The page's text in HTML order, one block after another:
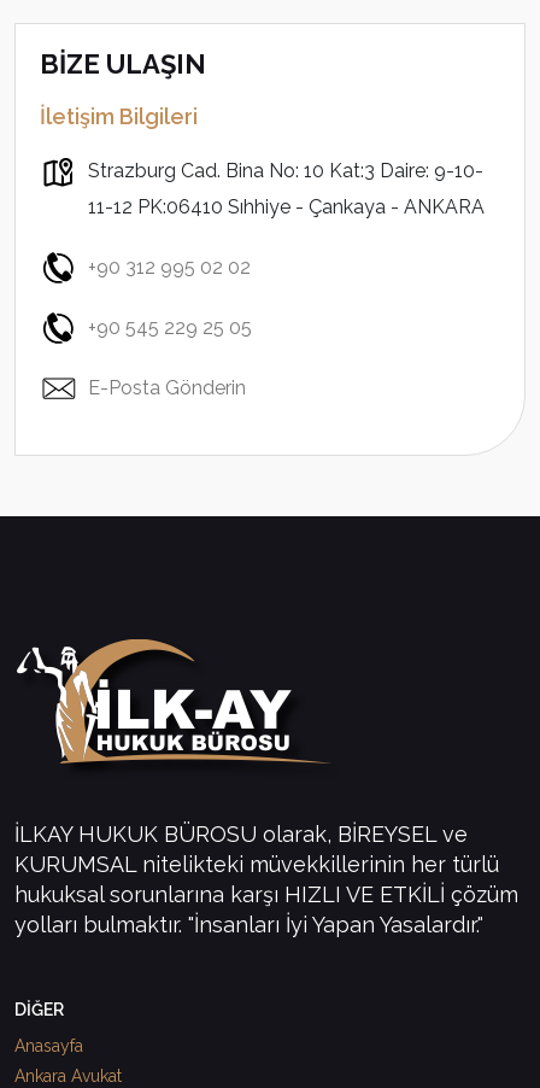
BİZE ULAŞIN
İletişim Bilgileri
Strazburg Cad. Bina No: 10 Kat:3 Daire: 9-10-
11-12 PK:06410 Sıhhiye - Çankaya - ANKARA
+90 312 995 02 02
+90 545 229 25 05
E-Posta Gönderin
İLKAY HUKUK BÜROSU olarak, BİREYSEL ve
KURUMSAL nitelikteki müvekkillerinin her türlü
hukuksal sorunlarına karşı HIZLI VE ETKİLİ çözüm
yolları bulmaktır. "İnsanları İyi Yapan Yasalardır."
DİĞER
Anasayfa
Ankara Avukat